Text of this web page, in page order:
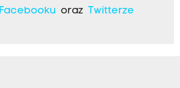
Facebookuoraz Twitterze